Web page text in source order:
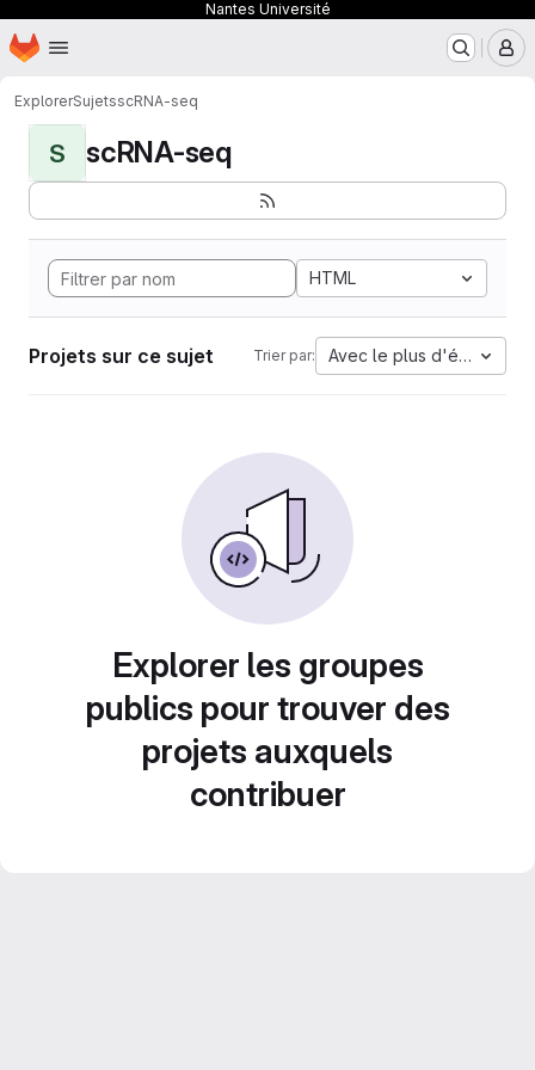
Nantes Université
Passer au contenu principal
Page d'accueil
ExplorerSujetsscRNA-seq
S scRNA-seq
HTML
Projets sur ce sujet Trier par: Avec le plus d'étoiles
Explorer les groupes
publics pour trouver des
projets auxquels
contribuer